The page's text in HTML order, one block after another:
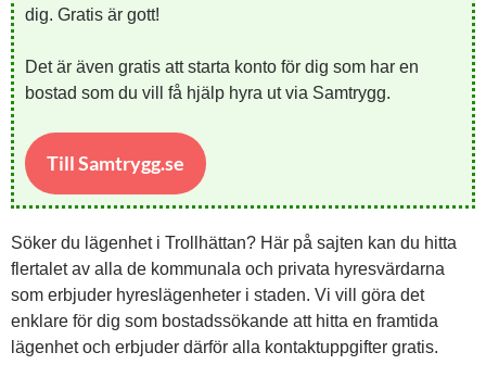
dig. Gratis är gott!
Det är även gratis att starta konto för dig som har en
bostad som du vill få hjälp hyra ut via Samtrygg.
Till Samtrygg.se
Söker du lägenhet i Trollhättan? Här på sajten kan du hitta
flertalet av alla de kommunala och privata hyresvärdarna
som erbjuder hyreslägenheter i staden. Vi vill göra det
enklare för dig som bostadssökande att hitta en framtida
lägenhet och erbjuder därför alla kontaktuppgifter gratis.